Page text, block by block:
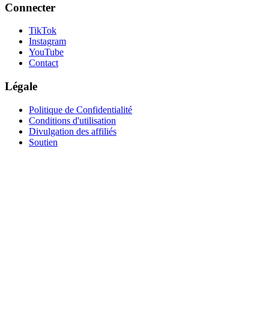
Connecter
TikTok
Instagram
YouTube
Contact
Légale
Politique de Confidentialité
Conditions d'utilisation
Divulgation des affiliés
Soutien